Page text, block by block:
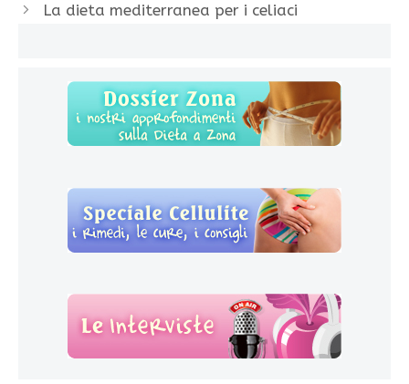
La dieta mediterranea per i celiaci